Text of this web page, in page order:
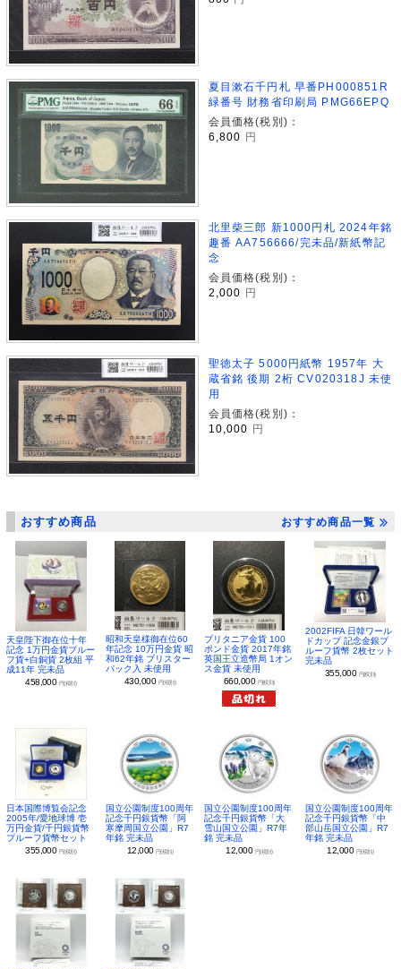
夏目漱石千円札 早番PH000851R
緑番号 財務省印刷局 PMG66EPQ
会員価格(税別)：
6,800 円
北里柴三郎 新1000円札 2024年銘
趣番 AA756666/完未品/新紙幣記
念
会員価格(税別)：
2,000 円
聖徳太子 5000円紙幣 1957年 大
蔵省銘 後期 2桁 CV020318J 未使
用
会員価格(税別)：
10,000 円
おすすめ商品 おすすめ商品一覧
天皇陛下御在位十年
記念 1万円金貨プルー
フ貨+白銅貨 2枚組 平
成11年 完未品
458,000 円(税別)
昭和天皇様御在位60
年記念 10万円金貨 昭
和62年銘 ブリスター
パック入 未使用
430,000 円(税別)
ブリタニア金貨 100
ポンド金貨 2017年銘
英国王立造幣局 1オン
ス金貨 未使用
660,000 円(税別)
2002FIFA 日韓ワール
ドカップ 記念金銀プ
ルーフ貨幣 2枚セット
完未品
355,000 円(税別)
日本国際博覧会記念
2005年/愛地球博 壱
万円金貨/千円銀貨幣
プルーフ貨幣セット
355,000 円(税別)
国立公園制度100周年
記念千円銀貨幣「阿
寒摩周国立公園」R7
年銘 完未品
12,000 円(税別)
国立公園制度100周年
記念千円銀貨幣「大
雪山国立公園」R7年
銘 完未品
12,000 円(税別)
国立公園制度100周年
記念千円銀貨幣「中
部山岳国立公園」R7
年銘 完未品
12,000 円(税別)